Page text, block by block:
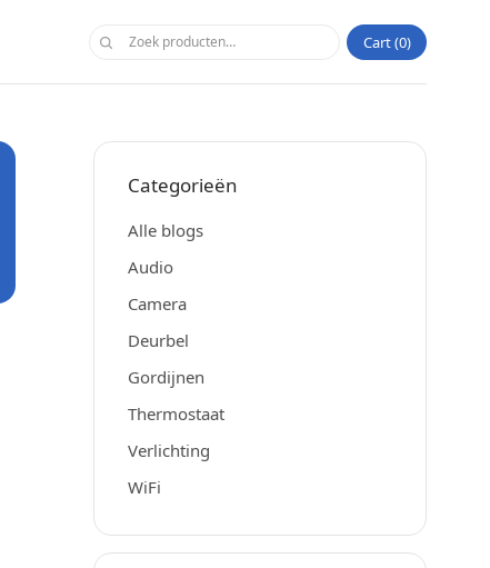
Cart 0
Categorieën
Alle blogs
Audio
Camera
Deurbel
Gordijnen
Thermostaat
Verlichting
WiFi